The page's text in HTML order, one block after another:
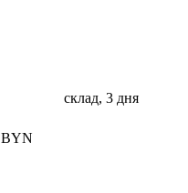
склад, 3 дня
BYN